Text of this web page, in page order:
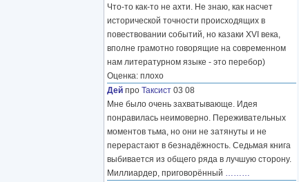
Что-то как-то не ахти. Не знаю, как насчет
исторической точности происходящих в
повествовании событий, но казаки XVI века,
вполне грамотно говорящие на современном
нам литературном языке - это перебор)
Оценка: плохо
Дей про Таксист 03 08
Мне было очень захватывающе. Идея
понравилась неимоверно. Переживательных
моментов тьма, но они не затянуты и не
перерастают в безнадёжность. Седьмая книга
выбивается из общего ряда в лучшую сторону.
Миллиардер, приговорённый ………